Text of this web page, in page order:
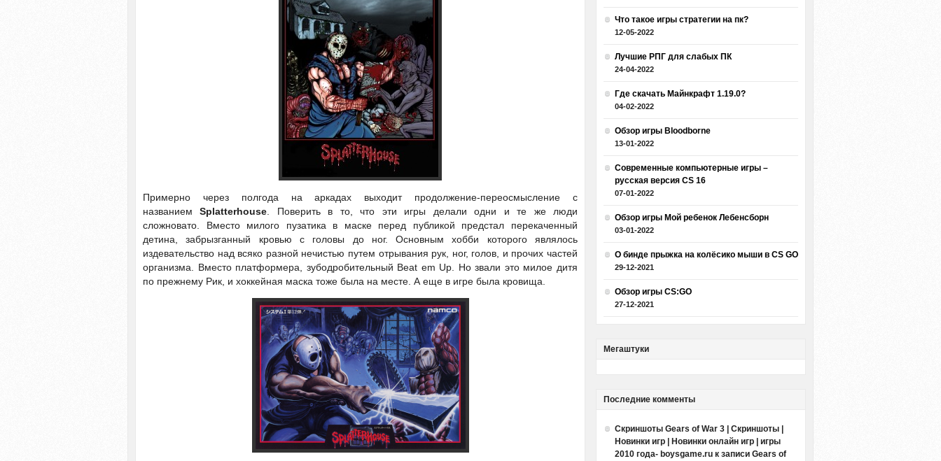
Примерно через полгода на аркадах выходит продолжение-переосмысление с
названиемSplatterhouse . Поверить в то, что эти игры делали одни и те же люди
сложновато. Вместо милого пузатика в маске перед публикой предстал перекаченный
детина, забрызганный кровью с головы до ног. Основным хобби которого являлось
издевательство над всяко разной нечистью путем отрывания рук, ног, голов, и прочих частей
организма. Вместо платформера, зубодробительный Beat em Up. Но звали это милое дитя
по прежнему Рик, и хоккейная маска тоже была на месте. А еще в игре была кровища.
Что такое игры стратегии на пк?
12-05-2022
Лучшие РПГ для слабых ПК
24-04-2022
Где скачать Майнкрафт 1.19.0?
04-02-2022
Обзор игры Bloodborne
13-01-2022
Современные компьютерные игры –
русская версия CS 16
07-01-2022
Обзор игры Мой ребенок Лебенсборн
03-01-2022
О бинде прыжка на колёсико мыши в CS GO
29-12-2021
Обзор игры CS:GO
27-12-2021
Мегаштуки
Последние комменты
Скриншоты Gears of War 3 | Скриншоты |
Новинки игр | Новинки онлайн игр | игры
2010 года- boysgame.ru к записи Gears of